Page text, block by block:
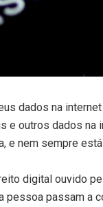
dados na
e outros dados na
e nem sempre
digital ouvido
passam a